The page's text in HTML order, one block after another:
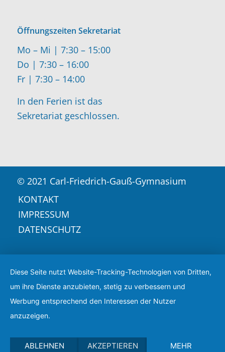
Öffnungszeiten Sekretariat
Mo – Mi | 7:30 – 15:00
Do | 7:30 – 16:00
Fr | 7:30 – 14:00
In den Ferien ist das
Sekretariat geschlossen.
© 2021 Carl-Friedrich-Gauß-Gymnasium
KONTAKT
IMPRESSUM
DATENSCHUTZ
Diese Seite nutzt Website-Tracking-Technologien von Dritten,
um ihre Dienste anzubieten, stetig zu verbessern und
Werbung entsprechend den Interessen der Nutzer
anzuzeigen.
ABLEHNEN AKZEPTIEREN MEHR